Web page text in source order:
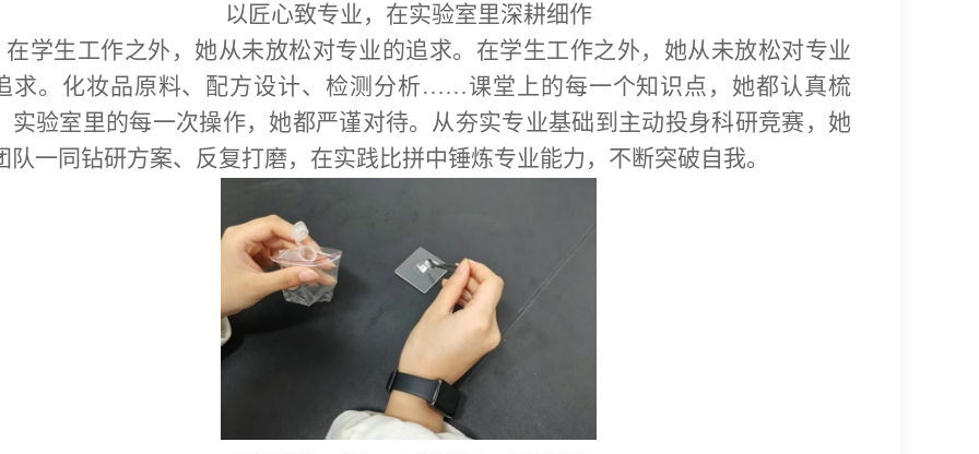
以匠心致专业，在实验室里深耕细作
在学生工作之外，她从未放松对专业的追求。在学生工作之外，她从未放松对专业
求。化妆品原料、配方设计、检测分析……课堂上的每一个知识点，她都认真梳
实验室里的每一次操作，她都严谨对待。从夯实专业基础到主动投身科研竞赛，她
队一同钻研方案、反复打磨，在实践比拼中锤炼专业能力，不断突破自我。